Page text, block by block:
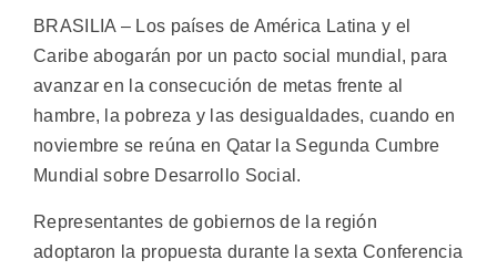
BRASILIA – Los países de América Latina y el
Caribe abogarán por un pacto social mundial, para
avanzar en la consecución de metas frente al
hambre, la pobreza y las desigualdades, cuando en
noviembre se reúna en Qatar la Segunda Cumbre
Mundial sobre Desarrollo Social.
Representantes de gobiernos de la región
adoptaron la propuesta durante la sexta Conferencia